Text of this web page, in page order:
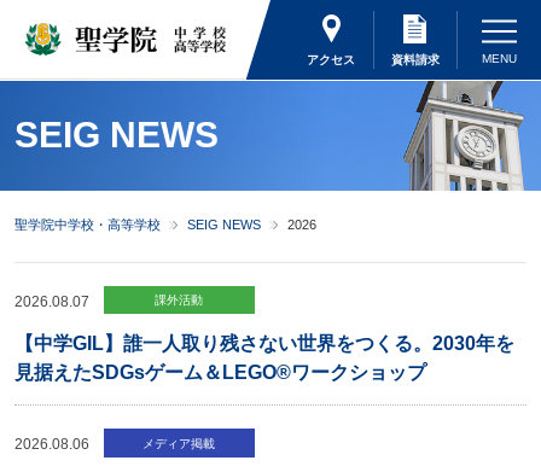
アクセス 資料請求
SEIG NEWS
聖学院中学校・高等学校 SEIG NEWS 2026
2026.08.07 課外活動
【中学GIL】誰一人取り残さない世界をつくる。2030年を
見据えたSDGsゲーム＆LEGO®ワークショップ
2026.08.06 メディア掲載